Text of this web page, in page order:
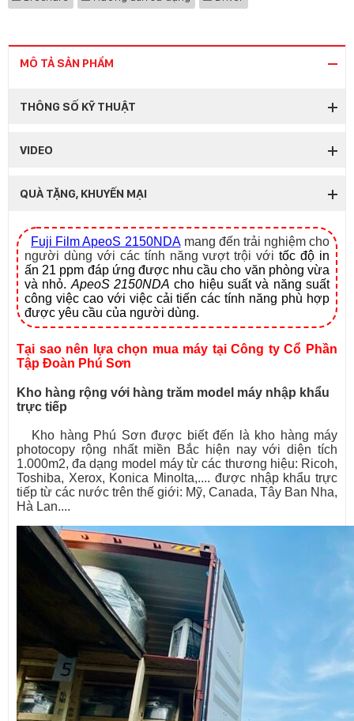
MÔ TẢ SẢN PHẨM
THÔNG SỐ KỸ THUẬT
VIDEO
QUÀ TẶNG, KHUYẾN MẠI
Fuji Film ApeoS 2150NDAmang đến trải nghiệm cho
người dùng với các tính năng vượt trội vớitốc độ in
ấn 21 ppm đáp ứng được nhu cầu cho văn phòng vừa
và nhỏ. ApeoS 2150NDA cho hiệu suất và năng suất
công việc cao với việc cải tiến các tính năng phù hợp
được yêu cầu của người dùng.
Tại sao nên lựa chọn mua máy tại Công ty Cổ Phần
Tập Đoàn Phú Sơn
Kho hàng rộng với hàng trăm model máy nhập khẩu
trực tiếp
Kho hàng Phú Sơn được biết đến là kho hàng máy
photocopy rộng nhất miền Bắc hiện nay với diện tích
1.000m2, đa dạng model máy từ các thương hiệu: Ricoh,
Toshiba, Xerox, Konica Minolta,.... được nhập khẩu trực
tiếp từ các nước trên thế giới: Mỹ, Canada, Tây Ban Nha,
Hà Lan....